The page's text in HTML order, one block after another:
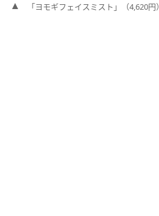
「ヨモギフェイスミスト」（4,620円）